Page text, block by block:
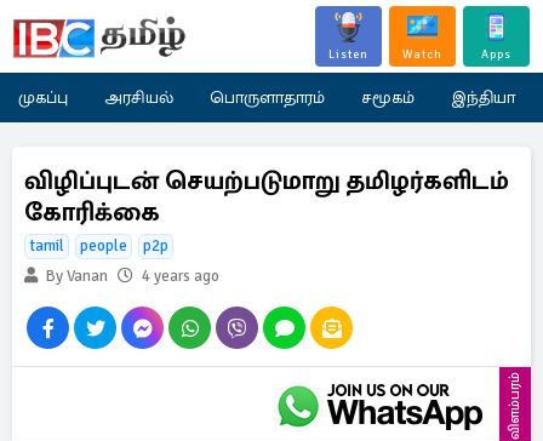
Listen Watch Apps
முகப்பு அரசியல் பொருளாதாரம் சமூகம் இந்தியா
விழிப்புடன் செயற்படுமாறு தமிழர்களிடம்
கோரிக்கை
tamil people
p2p
By Vanan
4 years ago
விளம்பரம்